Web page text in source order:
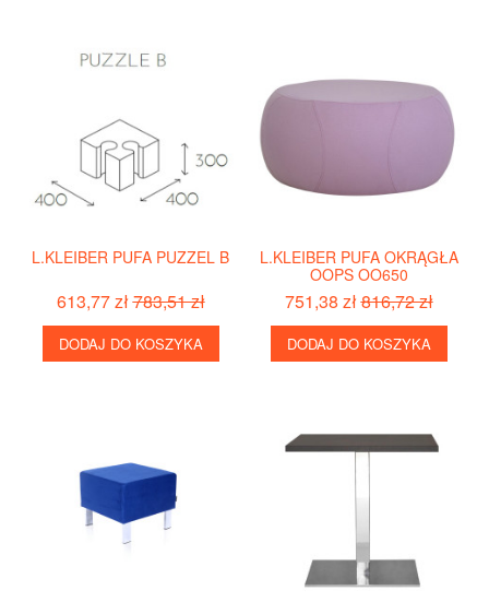
L.KLEIBER PUFA PUZZEL B
613,77 zł783,51 zł
DODAJ DO KOSZYKA
L.KLEIBER PUFA OKRĄGŁA
OOPS OO650
751,38 zł816,72 zł
DODAJ DO KOSZYKA